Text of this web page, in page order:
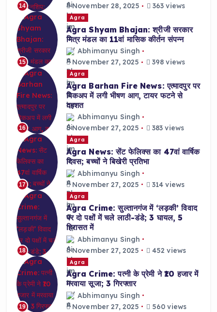
14
November 28, 2025
363 views
15
Agra
Agra Shyam Bhajan: श्रीजी सरकार
मित्र मंडल का 11वां मासिक कीर्तन संपन्न
Abhimanyu Singh
November 27, 2025
398 views
16
Agra
Agra Barhan Fire News: एत्मादपुर पर
पिकअप में लगी भीषण आग, टायर फटने से
दहशत
Abhimanyu Singh
November 27, 2025
383 views
17
Agra
Agra News: सेंट फेलिक्स का 47वां वार्षिक
दिवस; बच्चों ने बिखेरी प्रतिभा
Abhimanyu Singh
November 27, 2025
314 views
18
Agra
Agra Crime: सुल्तानगंज में ‘लड़की’ विवाद
पर दो पक्षों में चले लाठी-डंडे; 3 घायल, 5
हिरासत में
Abhimanyu Singh
November 27, 2025
452 views
19
Agra
Agra Crime: पत्नी के प्रेमी ने ₹10 हजार में
मरवाया सूजा; 3 गिरफ्तार
Abhimanyu Singh
November 27, 2025
560 views